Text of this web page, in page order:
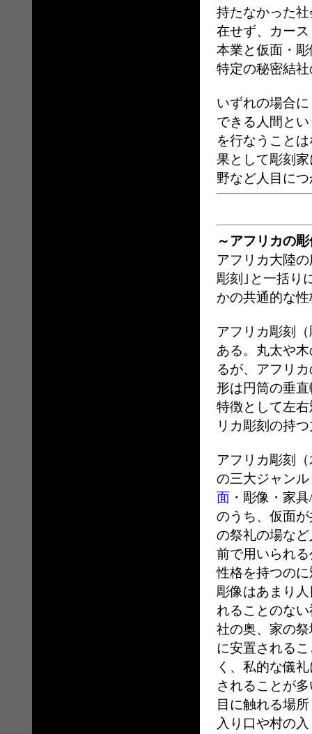
持たなかった
在せず、カー
本業と仮面・
特定の秘密結
いずれの場合
できる人間と
を行なうこと
果として彫刻
野など人目に
～アフリカの
アフリカ大陸
彫刻｣と一括り
かの共通的な
アフリカ彫刻
ある。丸太や
るが、アフリ
形は円筒の垂
特徴として左
リカ彫刻の持
アフリカ彫刻
の三大ジャンル
面 ・彫像・家
のうち、仮面
の祭礼の場な
前で用いられ
性格を持つの
彫像はあまり
れることのな
社の奥、家の
に安置される
く、私的な儀
されることが
目に触れる場
入り口や村の